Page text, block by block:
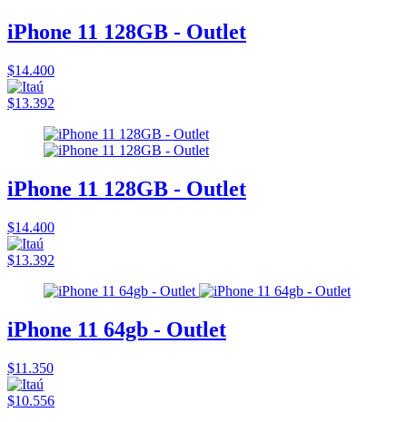
iPhone 11 128GB - Outlet
$14.400
$13.392
iPhone 11 128GB - Outlet
$14.400
$13.392
iPhone 11 64gb - Outlet
$11.350
$10.556